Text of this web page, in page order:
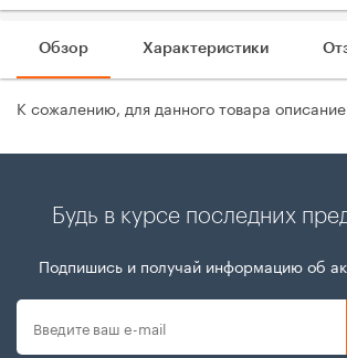
Обзор Характеристики
К сожалению, для данного товара описание
Будь в курсе последних
Подпишись и получай информацию об